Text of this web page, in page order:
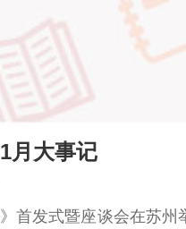
月大事记
首发式暨座谈会在苏